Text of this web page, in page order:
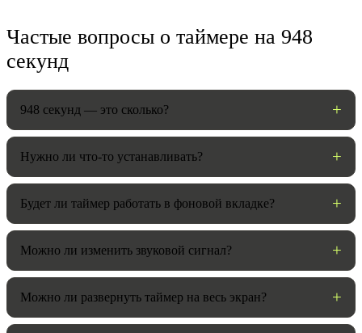
Звуки:
Громкость:
Частые вопросы о таймере на 948
секунд
948 секунд — это сколько?
Нужно ли что-то устанавливать?
Будет ли таймер работать в фоновой вкладке?
Можно ли изменить звуковой сигнал?
Можно ли развернуть таймер на весь экран?